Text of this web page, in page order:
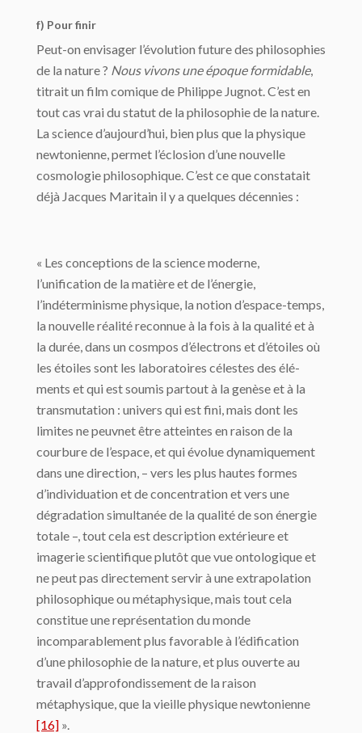
f) Pour finir
Peut-on envisager l’évolution future des philosophies
de la nature ? Nous vivons une époque formidable,
titrait un film comique de Philippe Jugnot. C’est en
tout cas vrai du statut de la philosophie de la nature.
La science d’aujourd’hui, bien plus que la physique
newtonienne, permet l’éclosion d’une nouvelle
cosmologie philosophique. C’est ce que constatait
déjà Jacques Maritain il y a quelques décennies :
« Les conceptions de la science moderne,
l’unification de la matière et de l’énergie,
l’indéterminisme physique, la notion d’espace-temps,
la nouvelle réalité reconnue à la fois à la qualité et à
la durée, dans un cosmpos d’électrons et d’étoiles où
les étoiles sont les laboratoires célestes des élé­
ments et qui est soumis partout à la genèse et à la
transmutation : univers qui est fini, mais dont les
limites ne peuvnet être atteintes en raison de la
courbure de l’espace, et qui évolue dynamiquement
dans une direction, – vers les plus hautes formes
d’individua­tion et de concentration et vers une
dégradation simultanée de la qualité de son énergie
totale –, tout cela est description extérieure et
imagerie scientifique plutôt que vue onto­logique et
ne peut pas directement servir à une extrapolation
philosophique ou méta­physique, mais tout cela
constitue une représentation du monde
incomparablement plus favorable à l’édification
d’une philosophie de la nature, et plus ouverte au
travail d’appro­fondissement de la raison
métaphysique, que la vieille physique newtonienne
[16] ».